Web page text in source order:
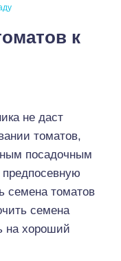
к
не даст
томатов,
посадочным
семена томатов
семена
на хороший